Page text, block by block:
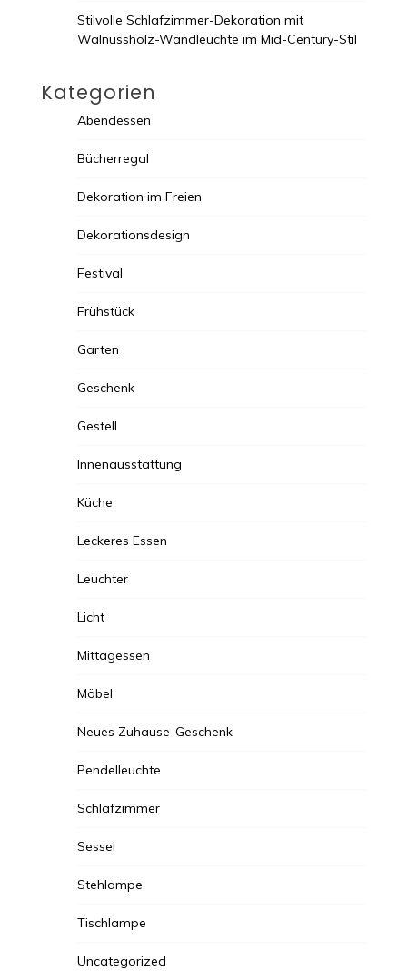
Stilvolle Schlafzimmer-Dekoration mit
Walnussholz-Wandleuchte im Mid-Century-Stil
Kategorien
Abendessen
Bücherregal
Dekoration im Freien
Dekorationsdesign
Festival
Frühstück
Garten
Geschenk
Gestell
Innenausstattung
Küche
Leckeres Essen
Leuchter
Licht
Mittagessen
Möbel
Neues Zuhause-Geschenk
Pendelleuchte
Schlafzimmer
Sessel
Stehlampe
Tischlampe
Uncategorized